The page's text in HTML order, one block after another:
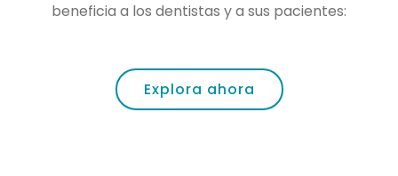
beneficia a los dentistas y a sus pacientes:
Explora ahora